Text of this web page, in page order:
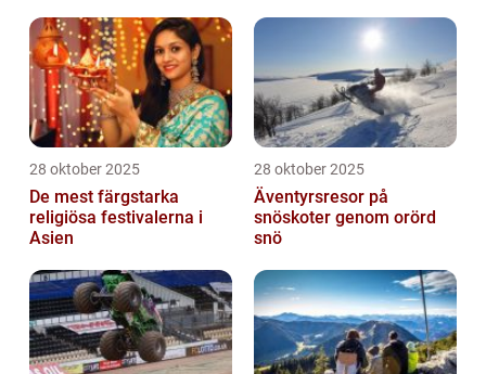
28 oktober 2025
De mest färgstarka
religiösa festivalerna i
Asien
28 oktober 2025
Äventyrsresor på
snöskoter genom orörd
snö